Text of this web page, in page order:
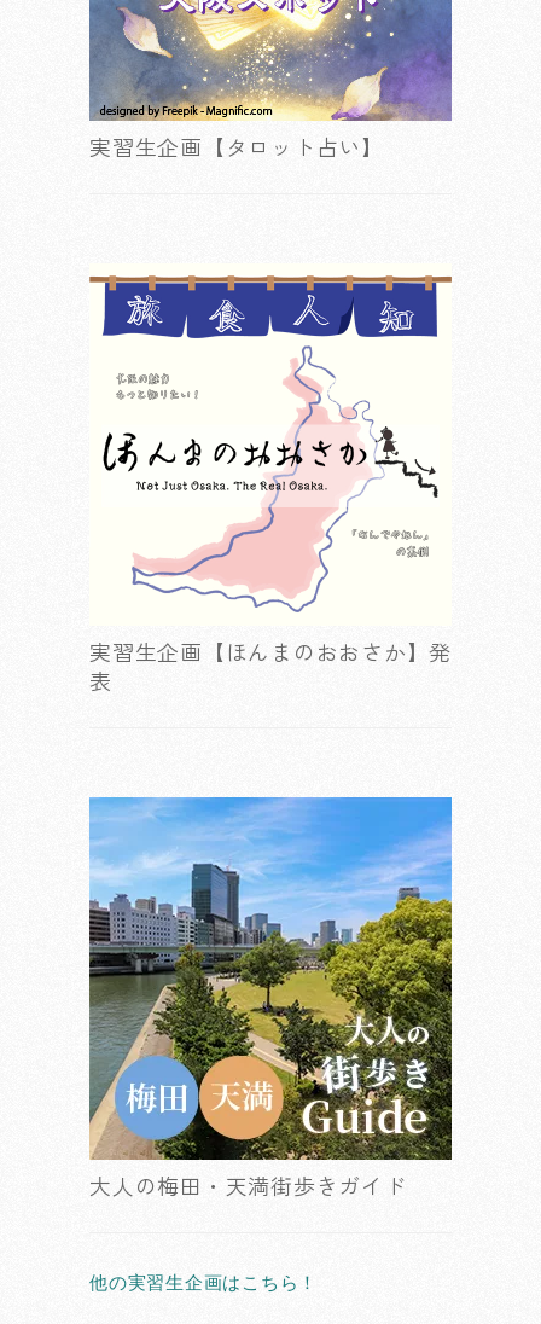
実習生企画【タロット占い】
実習生企画【ほんまのおおさか】発
表
大人の梅田・天満街歩きガイド
他の実習生企画はこちら！